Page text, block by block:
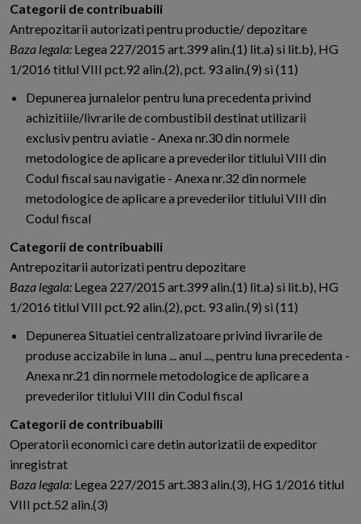
Categorii de contribuabili
Antrepozitarii autorizati pentru productie/ depozitare
Baza legala: Legea 227/2015 art.399 alin.(1) lit.a) si lit.b), HG
1/2016 titlul VIII pct.92 alin.(2), pct. 93 alin.(9) si (11)
Depunerea jurnalelor pentru luna precedenta privind
achizitiile/livrarile de combustibil destinat utilizarii
exclusiv pentru aviatie - Anexa nr.30 din normele
metodologice de aplicare a prevederilor titlului VIII din
Codul fiscal sau navigatie - Anexa nr.32 din normele
metodologice de aplicare a prevederilor titlului VIII din
Codul fiscal
Categorii de contribuabili
Antrepozitarii autorizati pentru depozitare
Baza legala: Legea 227/2015 art.399 alin.(1) lit.a) si lit.b), HG
1/2016 titlul VIII pct.92 alin.(2), pct. 93 alin.(9) si (11)
Depunerea Situatiei centralizatoare privind livrarile de
produse accizabile in luna ... anul ..., pentru luna precedenta -
Anexa nr.21 din normele metodologice de aplicare a
prevederilor titlului VIII din Codul fiscal
Categorii de contribuabili
Operatorii economici care detin autorizatii de expeditor
inregistrat
Baza legala: Legea 227/2015 art.383 alin.(3), HG 1/2016 titlul
VIII pct.52 alin.(3)